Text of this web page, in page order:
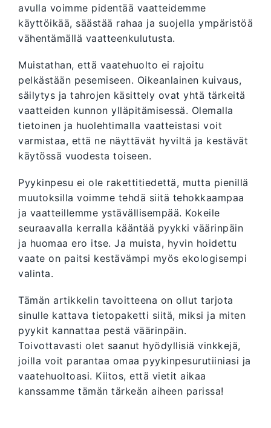
avulla voimme pidentää vaatteidemme
käyttöikää, säästää rahaa ja suojella ympäristöä
vähentämällä vaatteenkulutusta.
Muistathan, että vaatehuolto ei rajoitu
pelkästään pesemiseen. Oikeanlainen kuivaus,
säilytys ja tahrojen käsittely ovat yhtä tärkeitä
vaatteiden kunnon ylläpitämisessä. Olemalla
tietoinen ja huolehtimalla vaatteistasi voit
varmistaa, että ne näyttävät hyviltä ja kestävät
käytössä vuodesta toiseen.
Pyykinpesu ei ole rakettitiedettä, mutta pienillä
muutoksilla voimme tehdä siitä tehokkaampaa
ja vaatteillemme ystävällisempää. Kokeile
seuraavalla kerralla kääntää pyykki väärinpäin
ja huomaa ero itse. Ja muista, hyvin hoidettu
vaate on paitsi kestävämpi myös ekologisempi
valinta.
Tämän artikkelin tavoitteena on ollut tarjota
sinulle kattava tietopaketti siitä, miksi ja miten
pyykit kannattaa pestä väärinpäin.
Toivottavasti olet saanut hyödyllisiä vinkkejä,
joilla voit parantaa omaa pyykinpesurutiiniasi ja
vaatehuoltoasi. Kiitos, että vietit aikaa
kanssamme tämän tärkeän aiheen parissa!